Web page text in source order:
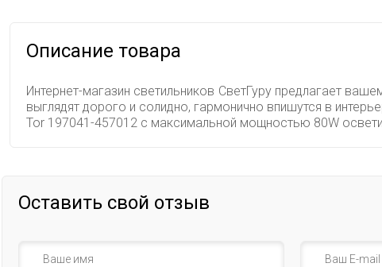
Описание товара
Интернет-магазин светильников СветГуру предлагает
выглядят дорого и солидно, гармонично впишутся в
Tor 197041-457012 с максимальной мощностью 80W
Оставить свой отзыв